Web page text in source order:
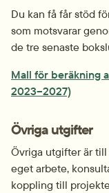
Du kan få får stöd
som motsvarar
de tre senaste
Mall för beräkning
2023–2027)
Övriga utgifter
Övriga utgifter är till
eget arbete,
koppling till